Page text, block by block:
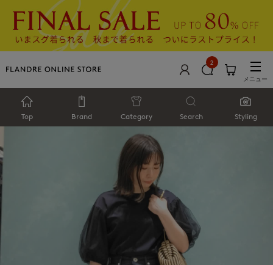
2
メニュー
Top Brand Category Search Styling